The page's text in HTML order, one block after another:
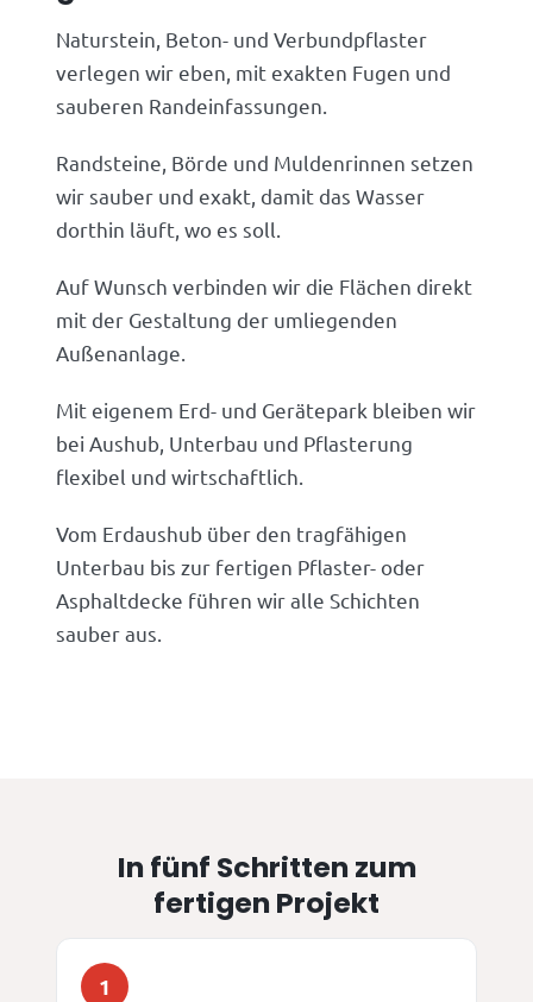
Naturstein, Beton- und Verbundpflaster
verlegen wir eben, mit exakten Fugen und
sauberen Randeinfassungen.
Randsteine, Börde und Muldenrinnen setzen
wir sauber und exakt, damit das Wasser
dorthin läuft, wo es soll.
Auf Wunsch verbinden wir die Flächen direkt
mit der Gestaltung der umliegenden
Außenanlage.
Mit eigenem Erd- und Gerätepark bleiben wir
bei Aushub, Unterbau und Pflasterung
flexibel und wirtschaftlich.
Vom Erdaushub über den tragfähigen
Unterbau bis zur fertigen Pflaster- oder
Asphaltdecke führen wir alle Schichten
sauber aus.
In fünf Schritten zum
fertigen Projekt
1